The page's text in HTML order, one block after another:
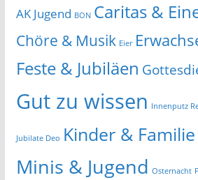
AK Jugend BON Caritas &
Chöre & Musik Eier
Feste & Jubiläen
Gut zu wissen Innenputz
Jubilate Deo Kinder & Familie
Minis & Jugend Osternacht